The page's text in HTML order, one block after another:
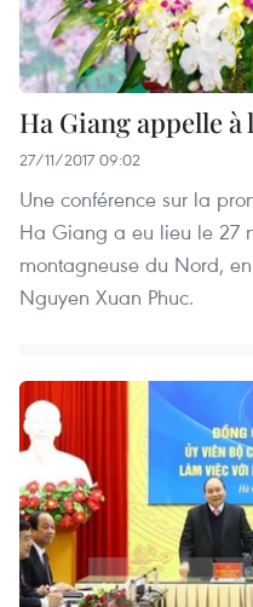
Ha Giang appelle
27/11/2017 09:02
Une conférence sur la
Ha Giang a eu lieu le 27
montagneuse du Nord,
Nguyen Xuan Phuc.